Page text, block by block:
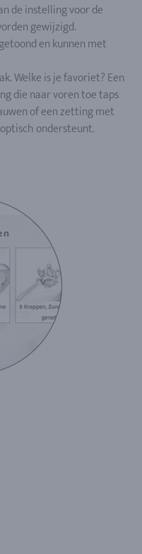
de instelling voor de
gewijzigd.
en kunnen met
Welke is je favoriet? Een
die naar voren toe taps
of een zetting met
ondersteunt.